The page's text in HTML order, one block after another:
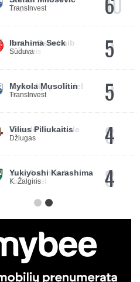
TransInvest
Ibrahima Seck
Sūduva 5
Mykola Musolitin
TransInvest 5
Vilius Piliukaitis
Džiugas 4
Yukiyoshi Karashima
K. Žalgiris 4